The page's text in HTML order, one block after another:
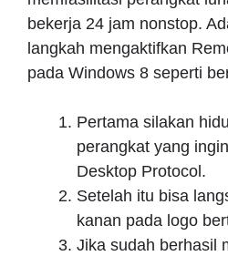
bekerja 24 jam nonstop.
langkah mengaktifkan
pada Windows 8 seperti
Pertama silakan
perangkat yang
Desktop Protocol.
Setelah itu bisa
kanan pada logo
Jika sudah berhasil